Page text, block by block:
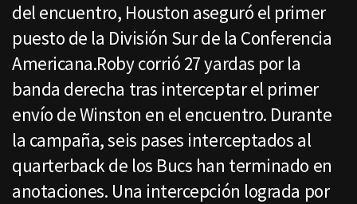
del encuentro, Houston aseguró el primer
puesto de la División Sur de la Conferencia
Americana.Roby corrió 27 yardas por la
banda derecha tras interceptar el primer
envío de Winston en el encuentro. Durante
la campaña, seis pases interceptados al
quarterback de los Bucs han terminado en
anotaciones. Una intercepción lograda por